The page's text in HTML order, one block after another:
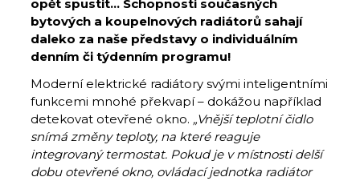
opět spustit… Schopnosti současných
bytových a koupelnových radiátorů sahají
daleko za naše představy o individuálním
denním či týdenním programu!
Moderní elektrické radiátory svými inteligentními
funkcemi mnohé překvapí – dokážou například
detekovat otevřené okno. „Vnější teplotní čidlo
snímá změny teploty, na které reaguje
integrovaný termostat. Pokud je v místnosti delší
dobu otevřené okno, ovládací jednotka radiátor